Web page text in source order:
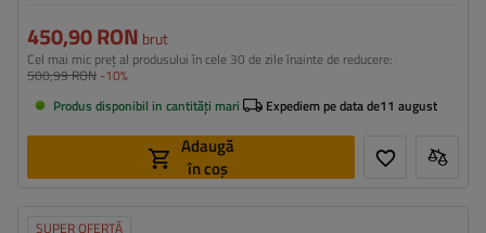
450,90 RON brut
Cel mai mic preț al produsului în cele 30 de zile înainte de reducere:
500,99 RON -10%
Produs disponibil in cantități mari
Expediem pe data de11 august
Adaugă
în coș
SUPER OFERTĂ